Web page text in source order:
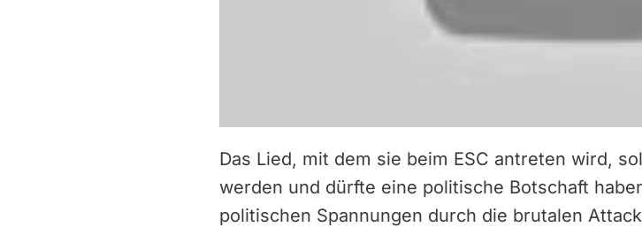
Das Lied, mit dem sie beim ESC antreten wird,
werden und dürfte eine politische Botschaft
politischen Spannungen durch die brutalen